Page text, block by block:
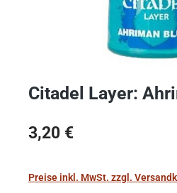
Citadel Layer:
Regulärer Preis:
3,20 €
Preise inkl. MwSt. zzgl.